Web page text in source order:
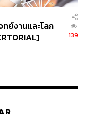
ย์งานและโลก
139